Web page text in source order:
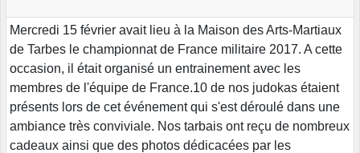
Mercredi 15 février avait lieu à la Maison des Arts-Martiaux
de Tarbes le championnat de France militaire 2017. A cette
occasion, il était organisé un entrainement avec les
membres de l'équipe de France.10 de nos judokas étaient
présents lors de cet événement qui s'est déroulé dans une
ambiance très conviviale. Nos tarbais ont reçu de nombreux
cadeaux ainsi que des photos dédicacées par les